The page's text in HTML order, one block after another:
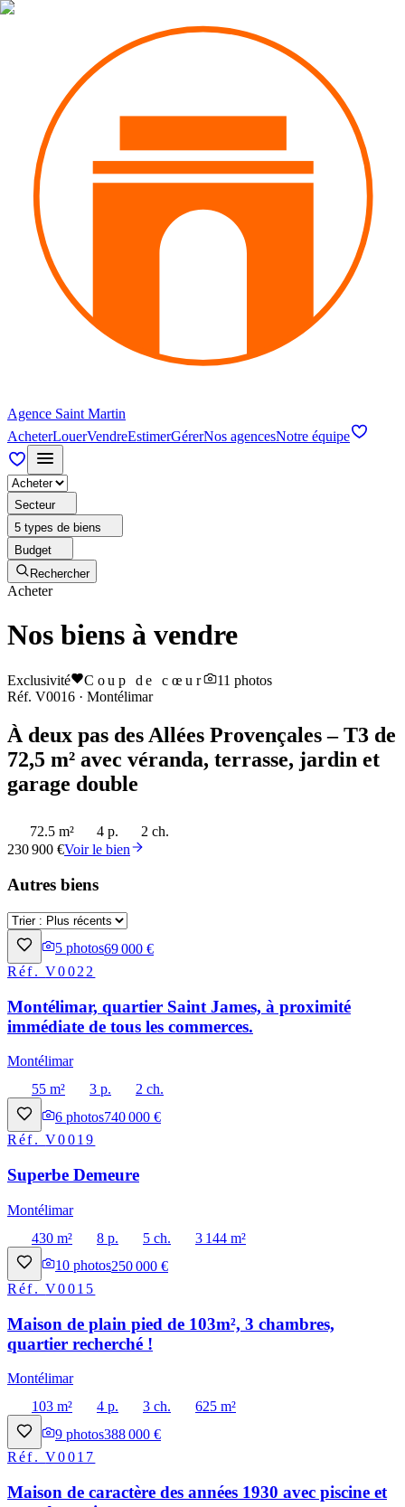
Agence Saint Martin
AcheterLouerVendreEstimerGérerNos agencesNotre équipe
Secteur
5 types de biens
Budget
Rechercher
Acheter
Nos biens à vendre
Exclusivité Coup de cœur 11 photos
Réf. V0016 · Montélimar
À deux pas des Allées Provençales – T3 de
72,5 m² avec véranda, terrasse, jardin et
garage double
72.5 m² 4 p.
2 ch.
230 900 €Voir le bien
Autres biens
5 photos69 000 €
Réf.V0022
Montélimar, quartier Saint James, à proximité
immédiate de tous les commerces.
Montélimar
55 m²
3 p.
2 ch.
6 photos740 000 €
Réf.V0019
Superbe Demeure
Montélimar
430 m²
8 p. 5 ch.
3 144 m²
10 photos250 000 €
Réf.V0015
Maison de plain pied de 103m², 3 chambres,
quartier recherché !
Montélimar
103 m²
4 p. 3 ch.
625 m²
9 photos388 000 €
Réf.V0017
Maison de caractère des années 1930 avec piscine et